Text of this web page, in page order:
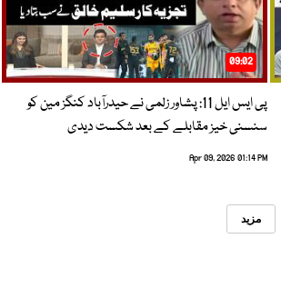
09:02
پی ایس ایل 11: پشاور زلمی نے حیدرآباد کنگز مین کو
سنسنی خیز مقابلے کے بعد شکست دیدی
Apr 09, 2026 01:14 PM
مزید